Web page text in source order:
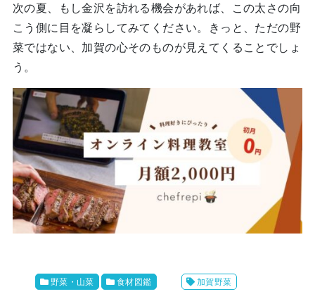
次の夏、もし金沢を訪れる機会があれば、この太さの向
こう側に目を凝らしてみてください。きっと、ただの野
菜ではない、加賀の心そのものが見えてくることでしょ
う。
野菜・山菜 食材図鑑 加賀野菜